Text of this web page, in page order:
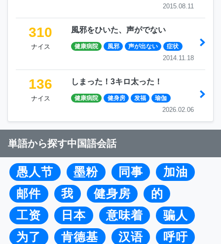
2015.08.11
310
ナイス
風邪をひいた、声がでない
健康病院 風邪 声が出ない 症状
2014.11.18
136
ナイス
しまった！3キロ太った！
健康病院 健身房 发福 瑜伽
2026.02.06
単語から探す中国語会話
愚人节 墨粉 同事
加油
邮件
我 健身房
的
工资
日本 意味着
骗人
为了
肯德基 汉语
呼吁